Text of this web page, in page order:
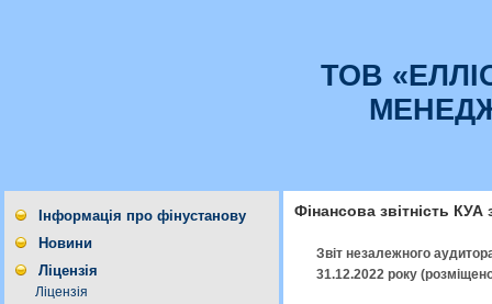
ТОВ
Інформація про фінустанову
Новини
Ліцензія
Ліцензія
Фінансова звітність КУА
Звіт незалежного
31.12.2022 року